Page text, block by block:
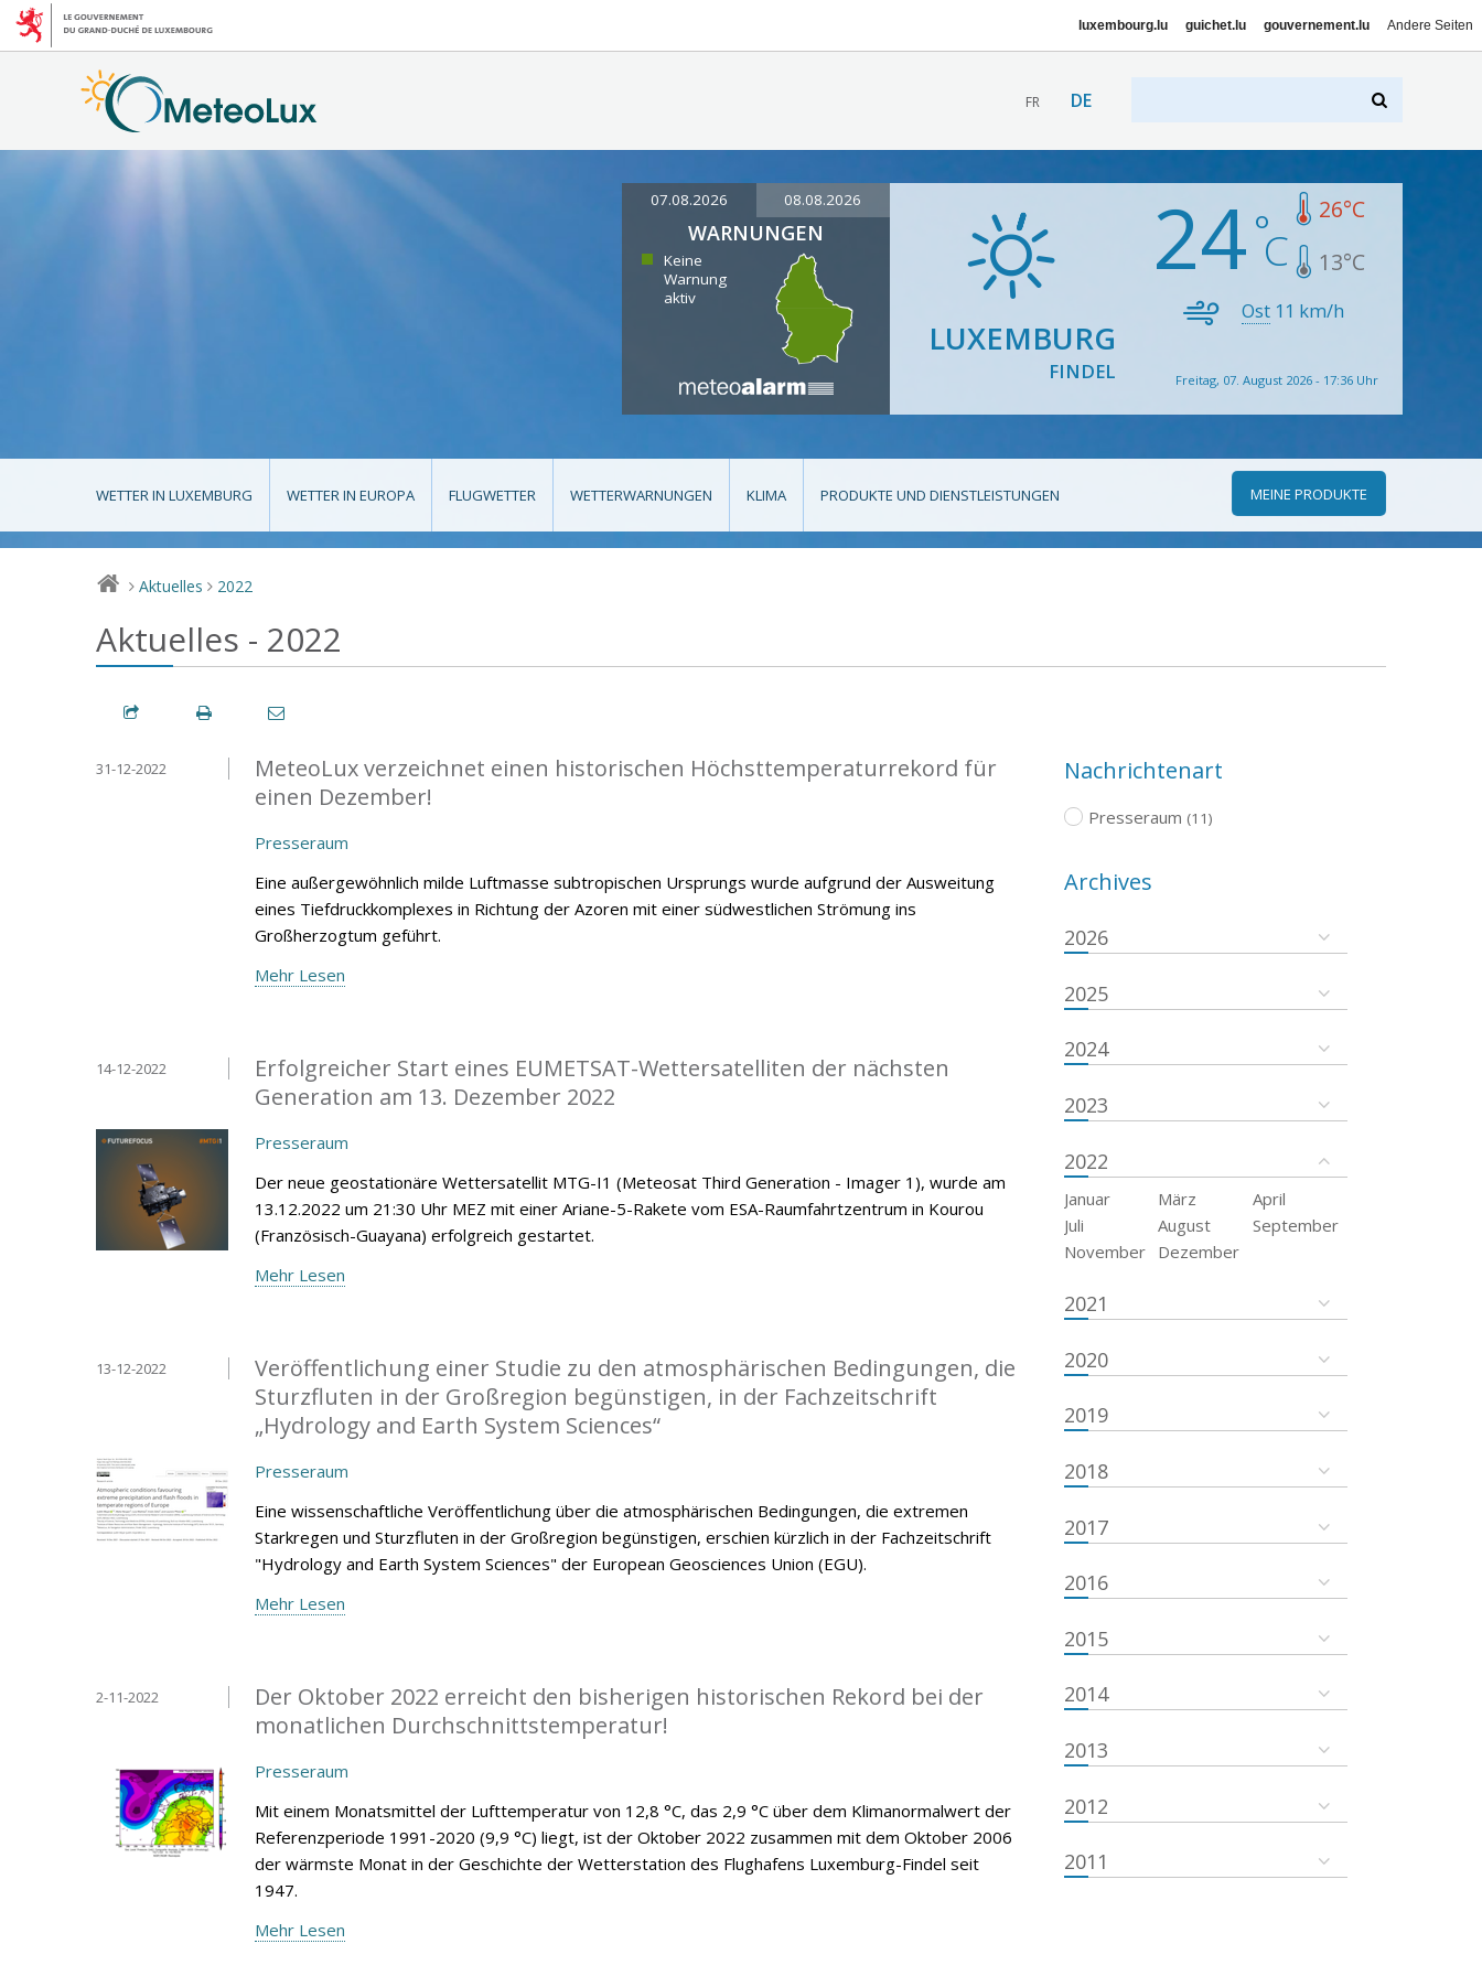
luxembourg.lu guichet.lu gouvernement.lu Andere Seiten
FR DE
07.08.2026 08.08.2026
WARNUNGEN
Keine
Warnung
aktiv
LUXEMBURG
FINDEL
24 26°C
13°C
Ost 11 km/h
Freitag, 07. August 2026 - 17:36 Uhr
WETTER IN LUXEMBURG WETTER IN EUROPA FLUGWETTER WETTERWARNUNGEN KLIMA PRODUKTE UND DIENSTLEISTUNGEN MEINE PRODUKTE
> Aktuelles > 2022
Aktuelles - 2022
MeteoLux verzeichnet einen historischen Höchsttemperaturrekord für
einen Dezember!
31-12-2022
Presseraum
Eine außergewöhnlich milde Luftmasse subtropischen Ursprungs wurde aufgrund der Ausweitung
eines Tiefdruckkomplexes in Richtung der Azoren mit einer südwestlichen Strömung ins
Großherzogtum geführt.
Mehr Lesen
Erfolgreicher Start eines EUMETSAT-Wettersatelliten der nächsten
Generation am 13. Dezember 2022
14-12-2022
Presseraum
Der neue geostationäre Wettersatellit MTG-I1 (Meteosat Third Generation - Imager 1), wurde am
13.12.2022 um 21:30 Uhr MEZ mit einer Ariane-5-Rakete vom ESA-Raumfahrtzentrum in Kourou
(Französisch-Guayana) erfolgreich gestartet.
Mehr Lesen
Veröffentlichung einer Studie zu den atmosphärischen Bedingungen, die
Sturzfluten in der Großregion begünstigen, in der Fachzeitschrift
„Hydrology and Earth System Sciences“
13-12-2022
Presseraum
Eine wissenschaftliche Veröffentlichung über die atmosphärischen Bedingungen, die extremen
Starkregen und Sturzfluten in der Großregion begünstigen, erschien kürzlich in der Fachzeitschrift
"Hydrology and Earth System Sciences" der European Geosciences Union (EGU).
Mehr Lesen
Der Oktober 2022 erreicht den bisherigen historischen Rekord bei der
monatlichen Durchschnittstemperatur!
2-11-2022
Presseraum
Mit einem Monatsmittel der Lufttemperatur von 12,8 °C, das 2,9 °C über dem Klimanormalwert der
Referenzperiode 1991-2020 (9,9 °C) liegt, ist der Oktober 2022 zusammen mit dem Oktober 2006
der wärmste Monat in der Geschichte der Wetterstation des Flughafens Luxemburg-Findel seit
1947.
Mehr Lesen
Nachrichtenart
Presseraum (11)
Archives
2026
2025
2024
2023
2022
Januar März
April
Juli
August
September
November
Dezember
2021
2020
2019
2018
2017
2016
2015
2014
2013
2012
2011